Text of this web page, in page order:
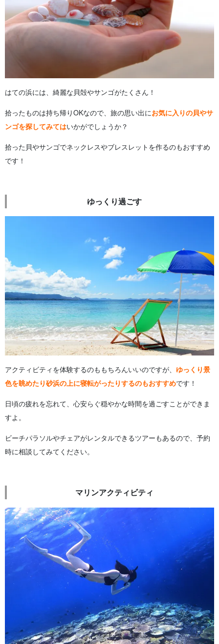
はての浜には、綺麗な貝殻やサンゴがたくさん！
拾ったものは持ち帰りOKなので、旅の思い出にお気に入りの貝やサ
ンゴを探してみてはいかがでしょうか？
拾った貝やサンゴでネックレスやブレスレットを作るのもおすすめ
です！
ゆっくり過ごす
アクティビティを体験するのももちろんいいのですが、 ゆっくり景
色を眺めたり砂浜の上に寝転がったりするのもおすすめです！
日頃の疲れを忘れて、心安らぐ穏やかな時間を過ごすことができま
すよ。
ビーチパラソルやチェアがレンタルできるツアーもあるので、予約
時に相談してみてください。
マリンアクティビティ